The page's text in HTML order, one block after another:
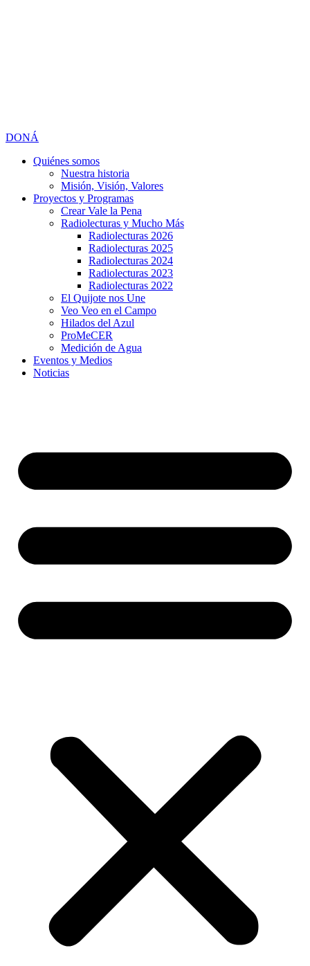
DONÁ
Quiénes somos
Nuestra historia
Misión, Visión, Valores
Proyectos y Programas
Crear Vale la Pena
Radiolecturas y Mucho Más
Radiolecturas 2026
Radiolecturas 2025
Radiolecturas 2024
Radiolecturas 2023
Radiolecturas 2022
El Quijote nos Une
Veo Veo en el Campo
Hilados del Azul
ProMeCER
Medición de Agua
Eventos y Medios
Noticias